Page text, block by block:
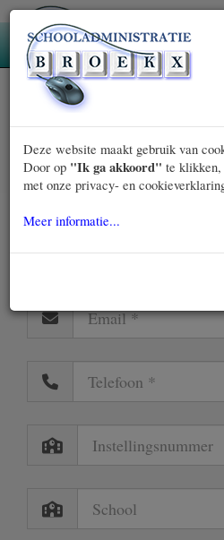
Broekx BV»Contact
Deze website maakt gebruik van
Door op "Ik ga akkoord" te
met onze privacy- en
Meer informatie...